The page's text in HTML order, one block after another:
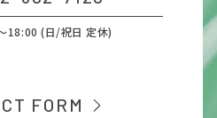
18:00 (日/祝日 定休)
FORM